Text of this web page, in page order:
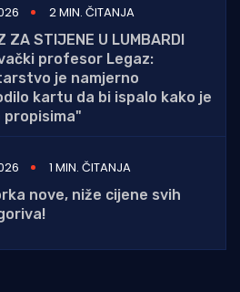
2 MIN. ČITANJA
ZA STIJENE U LUMBARDI
profesor Legaz:
je namjerno
kartu da bi ispalo kako je
propisima"
1 MIN. ČITANJA
nove, niže cijene svih